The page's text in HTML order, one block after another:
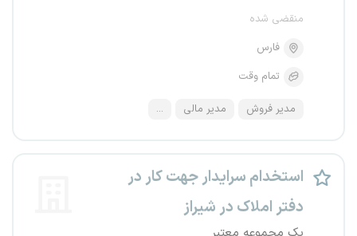
منقضی شده
فارس
تمام وقت
مدیر فروش مدیر مالی ...
استخدام سرایدار جهت کار در
دفتر املاک در شیراز